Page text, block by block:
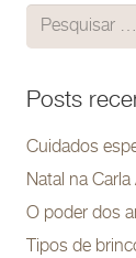
Pesquisar
por:
Posts
Cuidados
Natal na
O poder dos
Tipos de